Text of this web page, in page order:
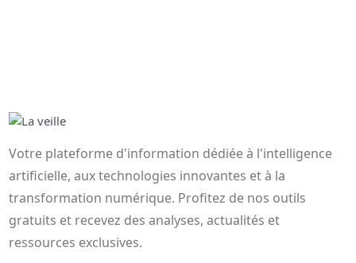
Votre plateforme d'information dédiée à l'intelligence
artificielle, aux technologies innovantes et à la
transformation numérique. Profitez de nos outils
gratuits et recevez des analyses, actualités et
ressources exclusives.